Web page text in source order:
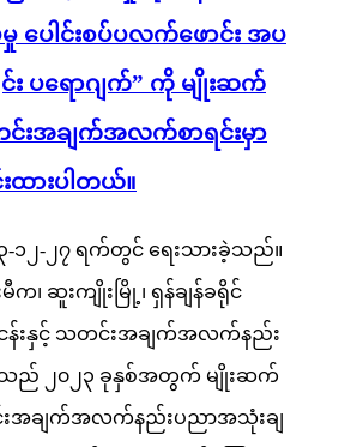
ပေါင်းစပ်ပလက်ဖောင်း အပ
း ပရောဂျက်” ကို မျိုးဆက်
းအချက်အလက်စာရင်းမှာ
ားပါတယ်။
၃-၁၂-၂၇ ရက်တွင် ရေးသားခဲ့သည်။
က၊ ဆူးကျိုးမြို့၊ ရှန်ချန်ခရိုင်
းနှင့် သတင်းအချက်အလက်နည်း
ည် ၂၀၂၃ ခုနှစ်အတွက် မျိုးဆက်
အချက်အလက်နည်းပညာအသုံးချ